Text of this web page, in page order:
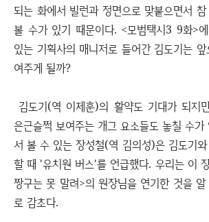
되는 화에서 빌런과 정면으로 맞붙으면서
볼 수가 있기 때문이다. <모범택시3 9화>
있는 기획사의 매니저로 들어간 김도기는
여주게 될까?
김도기(역 이제훈)의 활약도 기대가 되지
은근슬쩍 보여주는 개그 요소들도 놓칠 수가
서 볼 수 있는 장성철(역 김의성)은 김도기
할 때 '유치원 버스'를 언급했다. 우리는 이
짱구는 못 말려>의 원장님을 연기한 것을
로 감초다.